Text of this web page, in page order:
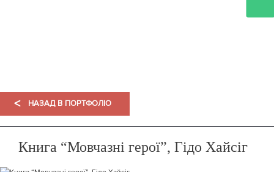
< НАЗАД В ПОРТФОЛІО
Книга “Мовчазні герої”, Гідо Хайсіг